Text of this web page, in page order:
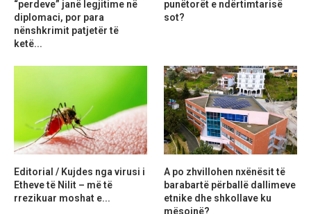
“perdeve” janë legjitime në
diplomaci, por para
nënshkrimit patjetër të
ketë...
punëtorët e ndërtimtarisë
sot?
Editorial / Kujdes nga virusi i
Etheve të Nilit – më të
rrezikuar moshat e...
A po zhvillohen nxënësit të
barabartë përballë dallimeve
etnike dhe shkollave ku
mësojnë?